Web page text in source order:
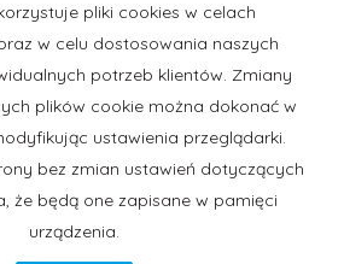
1, telefon : 665 665 887
pliki cookies w celach
w celu dostosowania naszych
potrzeb klientów. Zmiany
plików cookie można dokonać w
ustawienia przeglądarki.
bez zmian ustawień dotyczących
że będą one zapisane w pamięci
urządzenia.